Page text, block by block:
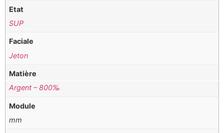
Etat
SUP
Faciale
Jeton
Matière
Argent – 800‰
Module
mm